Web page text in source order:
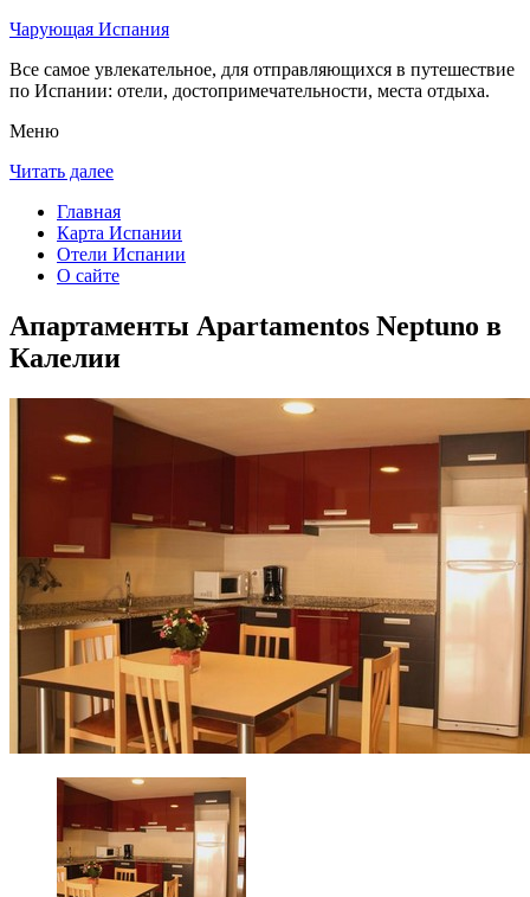
Чарующая Испания
Все самое увлекательное, для отправляющихся в путешествие
по Испании: отели, достопримечательности, места отдыха.
Меню
Читать далее
Главная
Карта Испании
Отели Испании
О сайте
Апартаменты Apartamentos Neptuno в
Калелии